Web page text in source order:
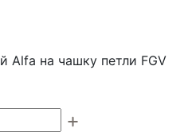
Alfa на чашку петли FGV